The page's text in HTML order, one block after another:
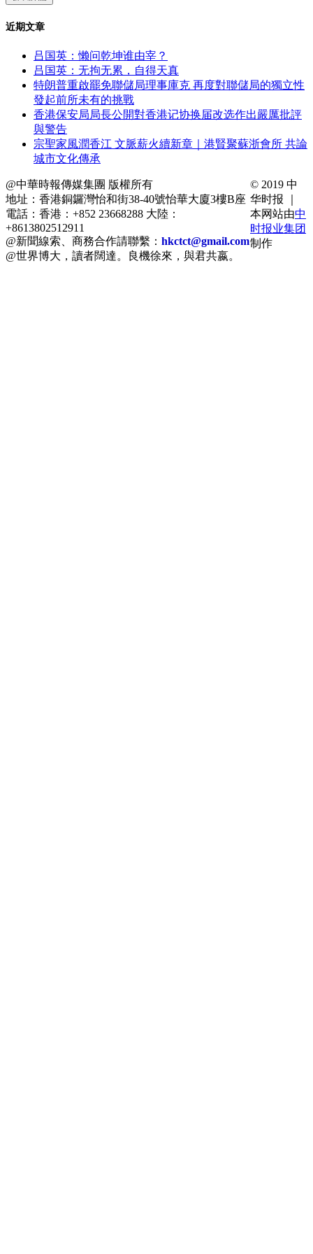
近期文章
吕国英：懒问乾坤谁由宰？
吕国英：无拘无累，自得天真
特朗普重啟罷免聯儲局理事庫克 再度對聯儲局的獨立性
發起前所未有的挑戰
香港保安局局長公開對香港记协换届改选作出嚴厲批評
與警告
宗聖家風潤香江 文脈薪火續新章｜港賢聚蘇浙會所 共論
城市文化傳承
@中華時報傳媒集團 版權所有
地址：香港銅鑼灣怡和街38-40號怡華大廈3樓B座
電話：香港：+852 23668288 大陸：
+8613802512911
@新聞線索、商務合作請聯繫： hkctct@gmail.com
@世界博大，讀者闊達。良機徐來，與君共嬴。
© 2019 中
华时报 ｜
本网站由中
时报业集团
制作